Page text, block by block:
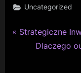
Uncategorized
Nawigacja
P
Strategiczne
N
Dlaczego